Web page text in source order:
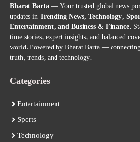
Bharat Barta— Your trusted global news
updates inTrending News, Technology,
Entertainment, and Business & Finance.
time stories, expert insights, and balanced
world. Powered by Bharat Barta —
truth, trends, and technology.
Categories
Entertainment
Sports
Technology